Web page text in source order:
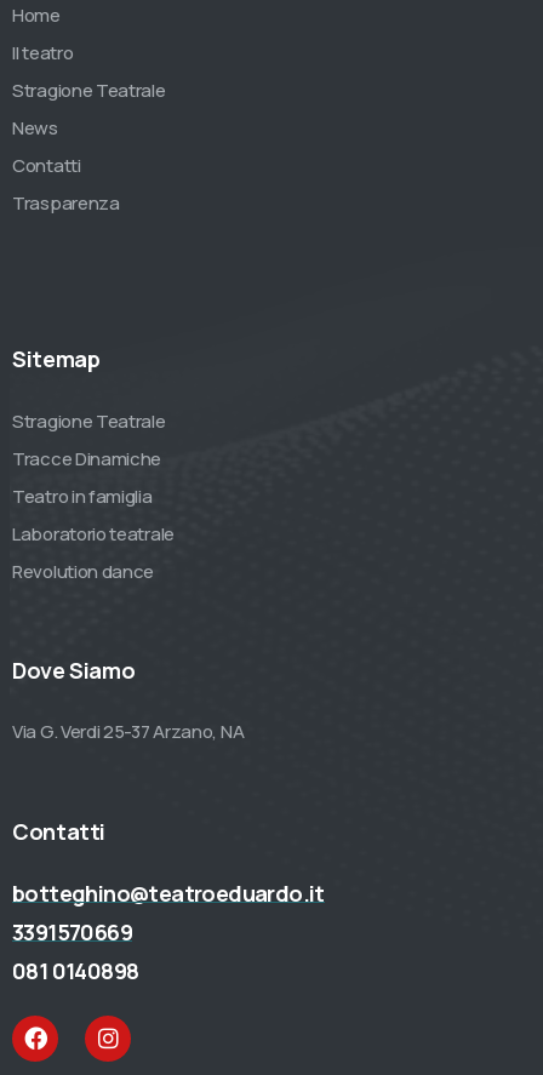
Home
Il teatro
Stragione Teatrale
News
Contatti
Trasparenza
Sitemap
Stragione Teatrale
Tracce Dinamiche
Teatro in famiglia
Laboratorio teatrale
Revolution dance
Dove Siamo
Via G. Verdi 25-37 Arzano, NA
Contatti
botteghino@teatroeduardo.it
3391570669
081 0140898